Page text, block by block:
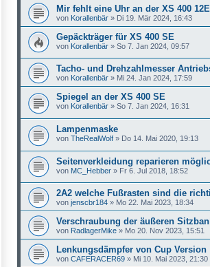
Mir fehlt eine Uhr an der XS 400 12E
von Korallenbär » Di 19. Mär 2024, 16:43
Gepäckträger für XS 400 SE
von Korallenbär » So 7. Jan 2024, 09:57
Tacho- und Drehzahlmesser
von Korallenbär » Mi 24. Jan 2024, 17:59
Spiegel an der XS 400 SE
von Korallenbär » So 7. Jan 2024, 16:31
Lampenmaske
von TheRealWolf » Do 14. Mai 2020, 19:13
Seitenverkleidung reparieren
von MC_Hebber » Fr 6. Jul 2018, 18:52
2A2 welche Fußrasten sind die
von jenscbr184 » Mo 22. Mai 2023, 18:34
Verschraubung der äußeren
von RadlagerMike » Mo 20. Nov 2023, 15:51
Lenkungsdämpfer von Cup Version
von CAFERACER69 » Mi 10. Mai 2023, 21:30